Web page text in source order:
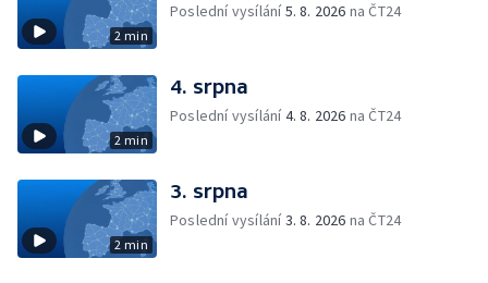
2 min
Poslední vysílání5. 8. 2026 na ČT24
2 min
4. srpna
Poslední vysílání4. 8. 2026 na ČT24
2 min
3. srpna
Poslední vysílání3. 8. 2026 na ČT24